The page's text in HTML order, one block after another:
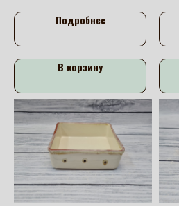
Подробнее
В корзину